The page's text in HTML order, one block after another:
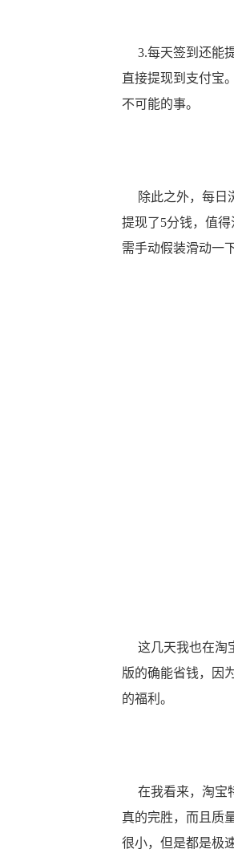
3.每天签到还能
直接提现到支付宝
不可能的事。
除此之外，每日
提现了5分钱，值
需手动假装滑动一
这几天我也在淘
版的确能省钱，因
的福利。
在我看来，淘宝
真的完胜，而且质
很小，但是都是极